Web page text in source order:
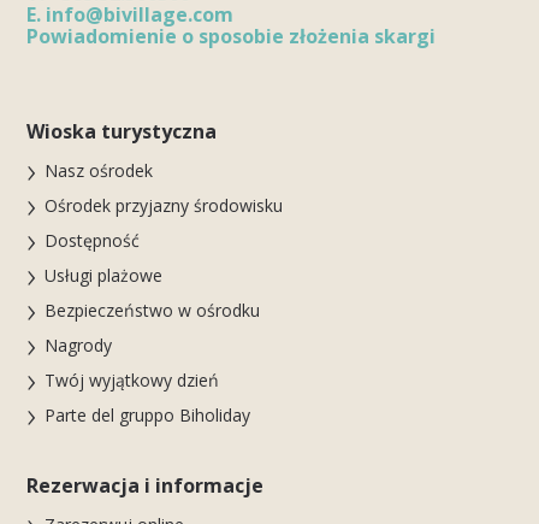
E. info@bivillage.com
Powiadomienie o sposobie złożenia skargi
Wioska turystyczna
Nasz ośrodek
Ośrodek przyjazny środowisku
Dostępność
Usługi plażowe
Bezpieczeństwo w ośrodku
Nagrody
Twój wyjątkowy dzień
Parte del gruppo Biholiday
Rezerwacja i informacje